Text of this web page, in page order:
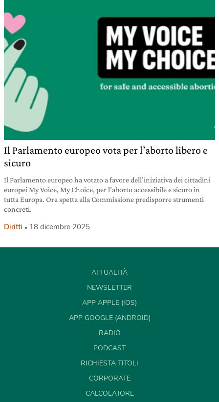
Il Parlamento europeo vota per l’aborto libero e
sicuro
Il Parlamento europeo ha votato a favore dell’iniziativa dei cittadini
europei My Voice, My Choice, per l’aborto accessibile e sicuro in
tutta Europa. Ora spetta alla Commissione predisporre strumenti
concreti.
Diritti 18 dicembre 2025
ATTUALITÀ
NEWSLETTER
APP APPLE (IOS)
APP GOOGLE (ANDROID)
RADIO
PODCAST
RICHIESTA TITOLI
CORPORATE
CALCOLATORE